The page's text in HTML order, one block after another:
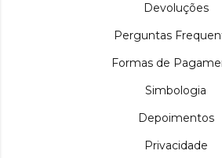
Devoluções
Perguntas
Formas de
Simbologia
Depoimentos
Privacidade